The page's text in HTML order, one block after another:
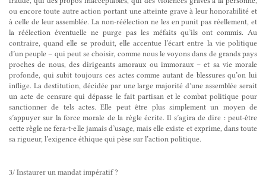
ou encore toute autre action portant une atteinte grave à leur honorabilité et
à celle de leur assemblée. La non-réélection ne les en punit pas réellement, et
la réélection éventuelle ne purge pas les méfaits qu’ils ont commis. Au
contraire, quand elle se produit, elle accentue l’écart entre la vie politique
d’un peuple – qui peut se choisir, comme nous le voyons dans de grands pays
proches de nous, des dirigeants amoraux ou immoraux – et sa vie morale
profonde, qui subit toujours ces actes comme autant de blessures qu’on lui
inflige. La destitution, décidée par une large majorité d’une assemblée serait
un acte de censure qui dépasse le fait partisan et le combat politique pour
sanctionner de tels actes. Elle peut être plus simplement un moyen de
s’appuyer sur la force morale de la règle écrite. Il s’agira de dire : peut-être
cette règle ne fera-t-elle jamais d’usage, mais elle existe et exprime, dans toute
sa rigueur, l’exigence éthique qui pèse sur l’action politique.
3/ Instaurer un mandat impératif ?